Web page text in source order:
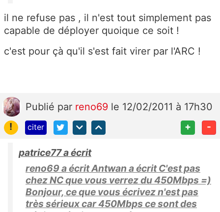
il ne refuse pas , il n'est tout simplement pas
capable de déployer quoique ce soit !
c'est pour çà qu'il s'est fait virer par l'ARC !
Publié par reno69 le 12/02/2011 à 17h30
!
citer + -
patrice77 a écrit
reno69 a écrit Antwan a écrit C'est pas
chez NC que vous verrez du 450Mbps =)
Bonjour, ce que vous écrivez n'est pas
très sérieux car 450Mbps ce sont des